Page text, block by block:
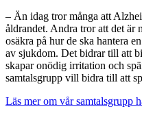
– Än idag tror många att
åldrandet. Andra tror att det är
osäkra på hur de ska hantera
av sjukdom. Det bidrar till att
skapar onödig irritation och
samtalsgrupp vill bidra till att
Läs mer om vår samtalsgrupp